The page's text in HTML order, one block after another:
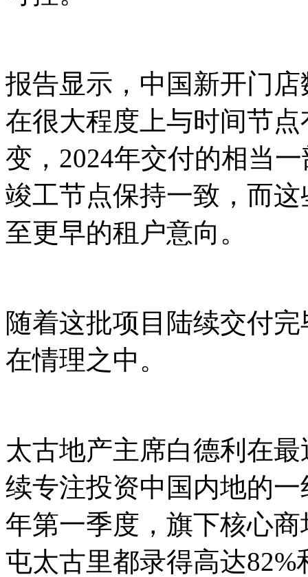
报告显示，中国新开门
在很大程度上与时间节
变，2024年交付的相当
竣工节点保持一致，而
至更早的租户意向。
随着这批项目陆续交付
在情理之中。
太古地产主席白德利在
续专注投资中国内地的
年第一季度，旗下核心
屯太古里都录得高达